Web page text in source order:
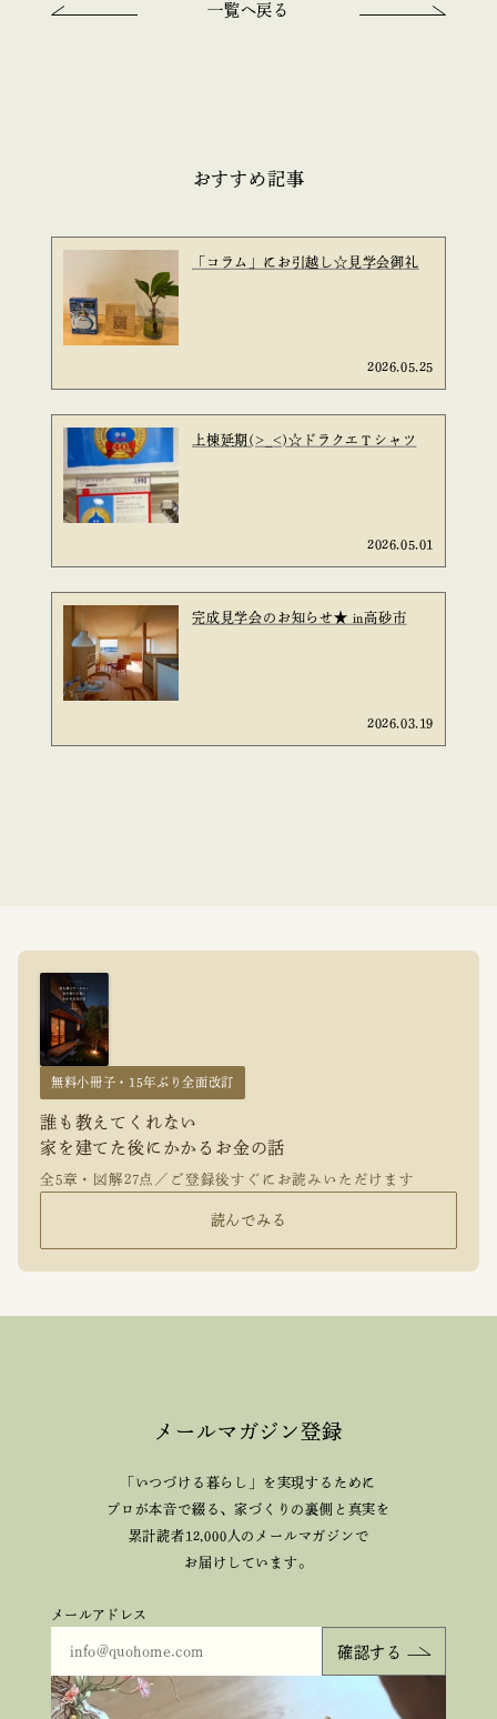
一覧へ戻る
おすすめ記事
「コラム」にお引越し☆見学会御礼
2026.05.25
上棟延期(>_<)☆ドラクエＴシャツ
2026.05.01
完成見学会のお知らせ★ in高砂市
2026.03.19
無料小冊子・15年ぶり全面改訂
誰も教えてくれない
家を建てた後にかかるお金の話
全5章・図解27点／ご登録後すぐにお読みいただけます
読んでみる
メールマガジン登録
「いつづける暮らし」を実現するために
プロが本音で綴る、家づくりの裏側と真実を
累計読者12,000人のメールマガジンで
お届けしています。
メールアドレス